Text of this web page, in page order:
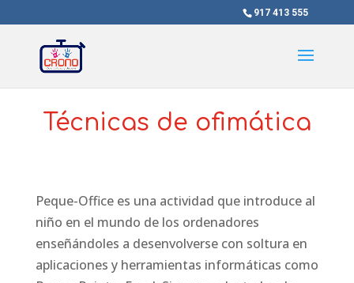
917 413 555
Técnicas de ofimática
Peque-Office es una actividad que introduce al
niño en el mundo de los ordenadores
enseñándoles a desenvolverse con soltura en
aplicaciones y herramientas informáticas como